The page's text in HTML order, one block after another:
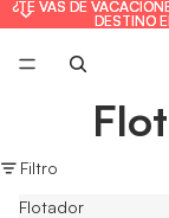
¿TE VAS DE
DESTINO
¿TE VAS DE
DESTINO
Filtro
Flotador